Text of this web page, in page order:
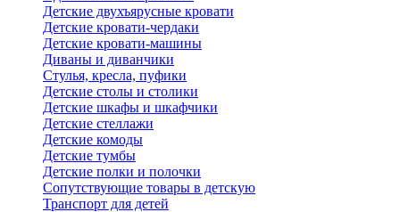
Детские двухъярусные кровати
Детские кровати-чердаки
Детские кровати-машины
Диваны и диванчики
Стулья, кресла, пуфики
Детские столы и столики
Детские шкафы и шкафчики
Детские стеллажи
Детские комоды
Детские тумбы
Детские полки и полочки
Сопутствующие товары в детскую
Транспорт для детей